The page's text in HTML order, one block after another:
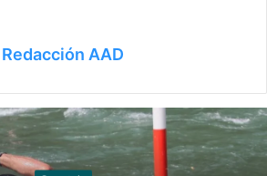
Redacción AAD